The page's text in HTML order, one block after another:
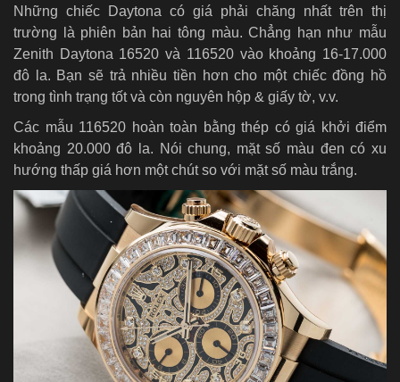
Những chiếc Daytona có giá phải chăng nhất trên thị
trường là phiên bản hai tông màu. Chẳng hạn như mẫu
Zenith Daytona 16520 và 116520 vào khoảng 16-17.000
đô la. Bạn sẽ trả nhiều tiền hơn cho một chiếc đồng hồ
trong tình trạng tốt và còn nguyên hộp & giấy tờ, v.v.
Các mẫu 116520 hoàn toàn bằng thép có giá khởi điểm
khoảng 20.000 đô la. Nói chung, mặt số màu đen có xu
hướng thấp giá hơn một chút so với mặt số màu trắng.